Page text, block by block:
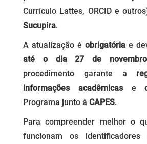
Currículo Lattes, ORCID e
Sucupira.
A atualização é obrigatória e
até o dia 27 de
procedimento garante a
informações acadêmicase
Programa junto à CAPES.
Para compreender melhor o
funcionam os identificadores